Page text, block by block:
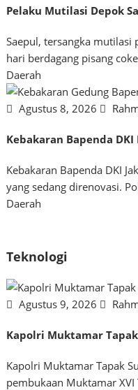
Pelaku Mutilasi Depok
Saepul, tersangka mutilasi
hari berdagang pisang
Daerah
Agustus 8, 2026
Kebakaran Bapenda
Kebakaran Bapenda DKI
yang sedang direnovasi.
Daerah
Teknologi
Agustus 9, 2026
Kapolri Muktamar
Kapolri Muktamar Tapak
pembukaan Muktamar XVI